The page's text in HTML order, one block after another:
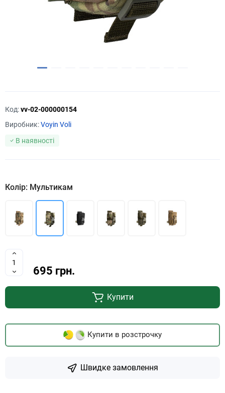
Код:vv-02-000000154
Виробник:Voyin Voli
В наявності
Колір: Мультикам
695 грн.
Купити
Купити в розстрочку
Швидке замовлення